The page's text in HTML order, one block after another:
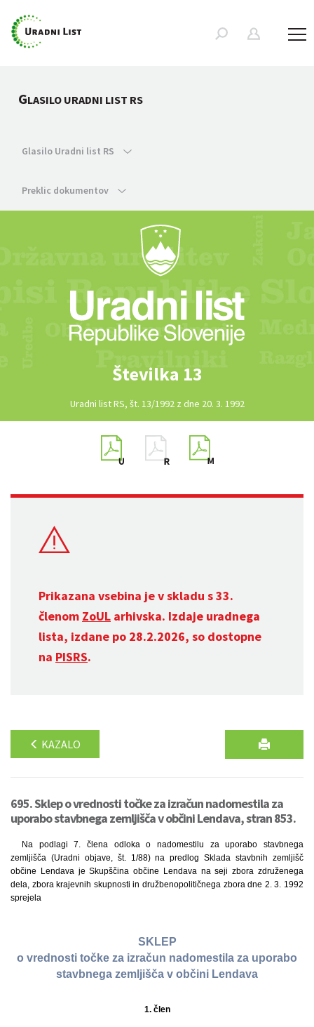
GLASILO URADNI LIST RS
Glasilo Uradni list RS
Preklic dokumentov
Številka 13
Uradni list RS, št. 13/1992 z dne 20. 3. 1992
Prikazana vsebina je v skladu s 33.
členom ZoUL arhivska. Izdaje uradnega
lista, izdane po 28.2.2026, so dostopne
na PISRS.
KAZALO
695. Sklep o vrednosti točke za izračun nadomestila za
uporabo stavbnega zemljišča v občini Lendava, stran 853.
Na podlagi 7. člena odloka o nadomestilu za uporabo stavbnega
zemljišča (Uradni objave, št. 1/88) na predlog Sklada stavbnih zemljišč
občine Lendava je Skupščina občine Lendava na seji zbora združenega
dela, zbora krajevnih skupnosti in družbenopolitičnega zbora dne 2. 3. 1992
sprejela
SKLEP
o vrednosti točke za izračun nadomestila za uporabo
stavbnega zemljišča v občini Lendava
1. člen